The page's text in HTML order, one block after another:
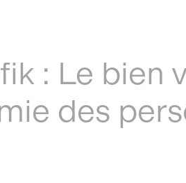
: Le bien
des